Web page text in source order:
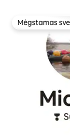
Mėgstamas
Mėgstamas